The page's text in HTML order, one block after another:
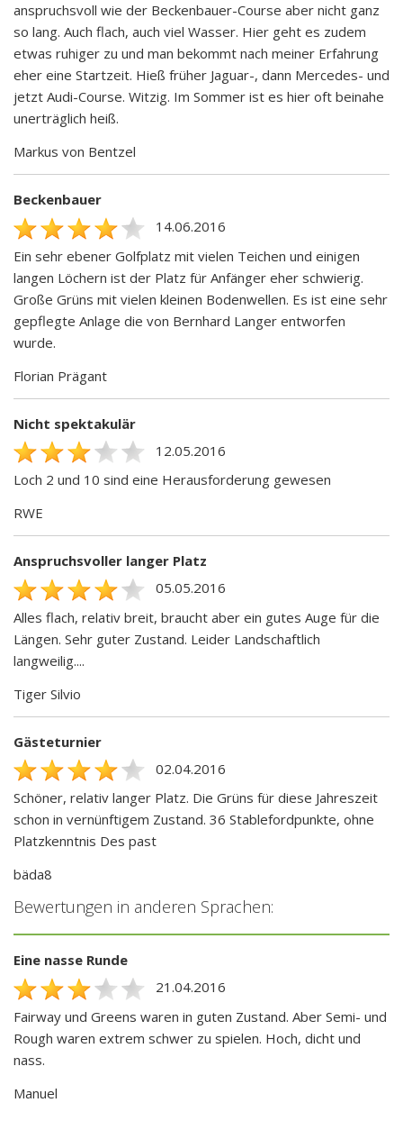
anspruchsvoll wie der Beckenbauer-Course aber nicht ganz
so lang. Auch flach, auch viel Wasser. Hier geht es zudem
etwas ruhiger zu und man bekommt nach meiner Erfahrung
eher eine Startzeit. Hieß früher Jaguar-, dann Mercedes- und
jetzt Audi-Course. Witzig. Im Sommer ist es hier oft beinahe
unerträglich heiß.
Markus von Bentzel
Beckenbauer
14.06.2016
Ein sehr ebener Golfplatz mit vielen Teichen und einigen
langen Löchern ist der Platz für Anfänger eher schwierig.
Große Grüns mit vielen kleinen Bodenwellen. Es ist eine sehr
gepflegte Anlage die von Bernhard Langer entworfen
wurde.
Florian Prägant
Nicht spektakulär
12.05.2016
Loch 2 und 10 sind eine Herausforderung gewesen
RWE
Anspruchsvoller langer Platz
05.05.2016
Alles flach, relativ breit, braucht aber ein gutes Auge für die
Längen. Sehr guter Zustand. Leider Landschaftlich
langweilig....
Tiger Silvio
Gästeturnier
02.04.2016
Schöner, relativ langer Platz. Die Grüns für diese Jahreszeit
schon in vernünftigem Zustand. 36 Stablefordpunkte, ohne
Platzkenntnis Des past
bäda8
Bewertungen in anderen Sprachen:
Eine nasse Runde
21.04.2016
Fairway und Greens waren in guten Zustand. Aber Semi- und
Rough waren extrem schwer zu spielen. Hoch, dicht und
nass.
Manuel